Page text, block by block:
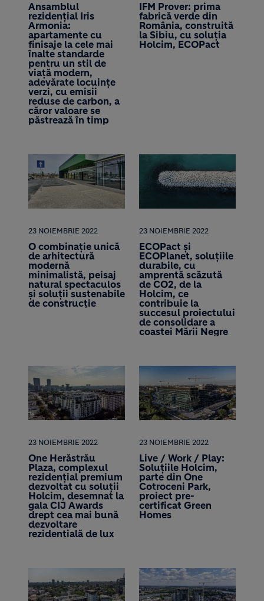
Ansamblul
rezidențial Iris
Armonia:
apartamente cu
finisaje la cele mai
înalte standarde
pentru un stil de
viață modern,
adevărate locuințe
verzi, cu emisii
reduse de carbon, a
căror valoare se
păstrează în timp
IFM Prover: prima
fabrică verde din
România, construită
la Sibiu, cu soluția
Holcim, ECOPact
23 NOIEMBRIE 2022
O combinație unică
de arhitectură
modernă
minimalistă, peisaj
natural spectaculos
și soluții sustenabile
de construcție
23 NOIEMBRIE 2022
ECOPact și
ECOPlanet, soluțiile
durabile, cu
amprentă scăzută
de CO2, de la
Holcim, ce
contribuie la
succesul proiectului
de consolidare a
coastei Mării Negre
23 NOIEMBRIE 2022
One Herăstrău
Plaza, complexul
rezidențial premium
dezvoltat cu soluții
Holcim, desemnat la
gala CIJ Awards
drept cea mai bună
dezvoltare
rezidențială de lux
23 NOIEMBRIE 2022
Live / Work / Play:
Soluțiile Holcim,
parte din One
Cotroceni Park,
proiect pre-
certificat Green
Homes